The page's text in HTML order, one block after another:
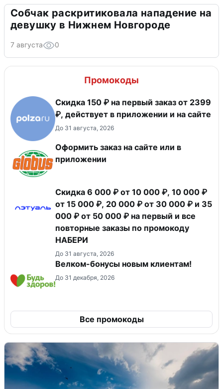
Собчак раскритиковала нападение на
девушку в Нижнем Новгороде
7 августа 0
Промокоды
Скидка 150 ₽ на первый заказ от 2399
₽, действует в приложении и на сайте
До 31 августа, 2026
Оформить заказ на сайте или в
приложении
Скидка 6 000 ₽ от 10 000 ₽, 10 000 ₽
от 15 000 ₽, 20 000 ₽ от 30 000 ₽ и 35
000 ₽ от 50 000 ₽ на первый и все
повторные заказы по промокоду
НАБЕРИ
До 31 августа, 2026
Велком-бонусы новым клиентам!
До 31 декабря, 2026
Все промокоды